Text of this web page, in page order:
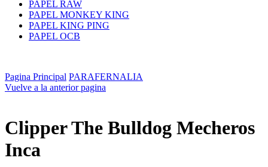
PAPEL RAW
PAPEL MONKEY KING
PAPEL KING PING
PAPEL OCB
Pagina Principal PARAFERNALIA
Vuelve a la anterior pagina
Clipper The Bulldog Mecheros
Inca